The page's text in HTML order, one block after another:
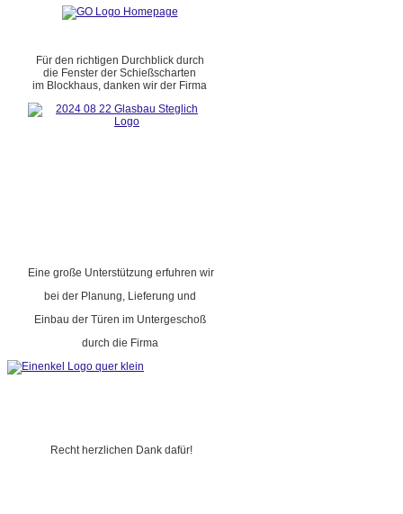
Für den richtigen Durchblick durch
die Fenster der Schießscharten
im Blockhaus, danken wir der Firma
Eine große Unterstützung erfuhren wir
bei der Planung, Lieferung und
Einbau der Türen im Untergeschoß
durch die Firma
Recht herzlichen Dank dafür!